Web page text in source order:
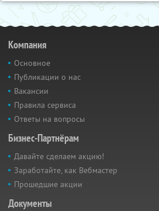
Компания
Основное
Публикации о нас
Вакансии
Правила сервиса
Ответы на вопросы
Бизнес-Партнёрам
Давайте сделаем акцию!
Заработайте, как Вебмастер
Прошедшие акции
Документы